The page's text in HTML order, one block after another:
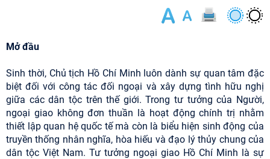
Mở đầu
Sinh thời, Chủ tịch Hồ Chí Minh luôn dành sự quan tâm đặc
biệt đối với công tác đối ngoại và xây dựng tình hữu nghị
giữa các dân tộc trên thế giới. Trong tư tưởng của Người,
ngoại giao không đơn thuần là hoạt động chính trị nhằm
thiết lập quan hệ quốc tế mà còn là biểu hiện sinh động của
truyền thống nhân nghĩa, hòa hiếu và đạo lý thủy chung của
dân tộc Việt Nam. Tư tưởng ngoại giao Hồ Chí Minh là sự